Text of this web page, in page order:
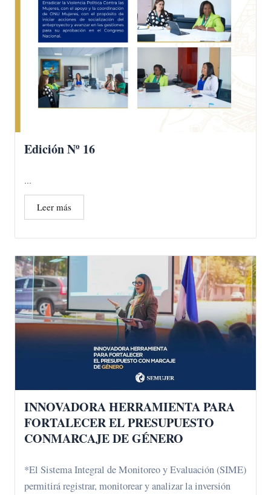
Edición Nº 16
...
Leer más
INNOVADORA HERRAMIENTA PARA
FORTALECER EL PRESUPUESTO
CONMARCAJE DE GÉNERO
*El Sistema Integral de Monitoreo y Evaluación (SIME)
permitirá registrar, monitorear y analizar la inversión